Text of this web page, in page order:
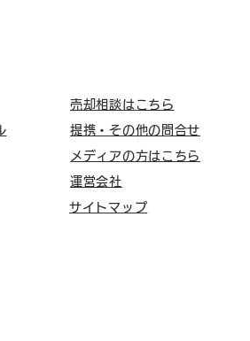
売却相談はこちら
提携・その他の問合せ
メディアの方はこちら
運営会社
サイトマップ